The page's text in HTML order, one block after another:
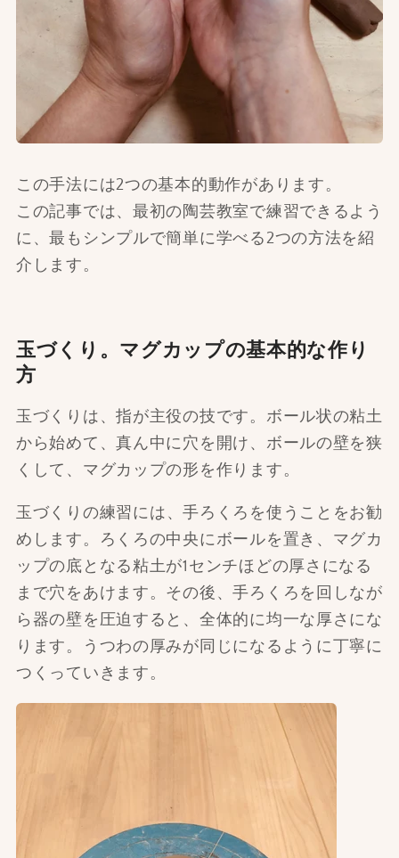
この手法には2つの基本的動作があります。
この記事では、最初の陶芸教室で練習できるよう
に、最もシンプルで簡単に学べる2つの方法を紹
介します。
玉づくり。マグカップの基本的な作り
方
玉づくりは、指が主役の技です。ボール状の粘土
から始めて、真ん中に穴を開け、ボールの壁を狭
くして、マグカップの形を作ります。
玉づくり の練習には、手ろくろを使うことをお勧
めします。ろくろの中央にボールを置き、マグカ
ップの底となる粘土が1センチほどの厚さになる
まで穴をあけます。その後、手ろくろを回しなが
ら器の壁を圧迫すると、全体的に均一な厚さにな
ります。うつわの厚みが同じになるように丁寧に
つくっていきます。